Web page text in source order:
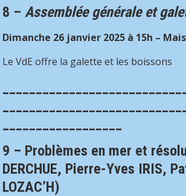
8 –Assemblée générale et
Dimanche 26 janvier 2025 à 15h –
Le VdE offre la galette et les boissons
9 – Problèmes en mer et
DERCHUE, Pierre-Yves IRIS,
LOZAC’H)